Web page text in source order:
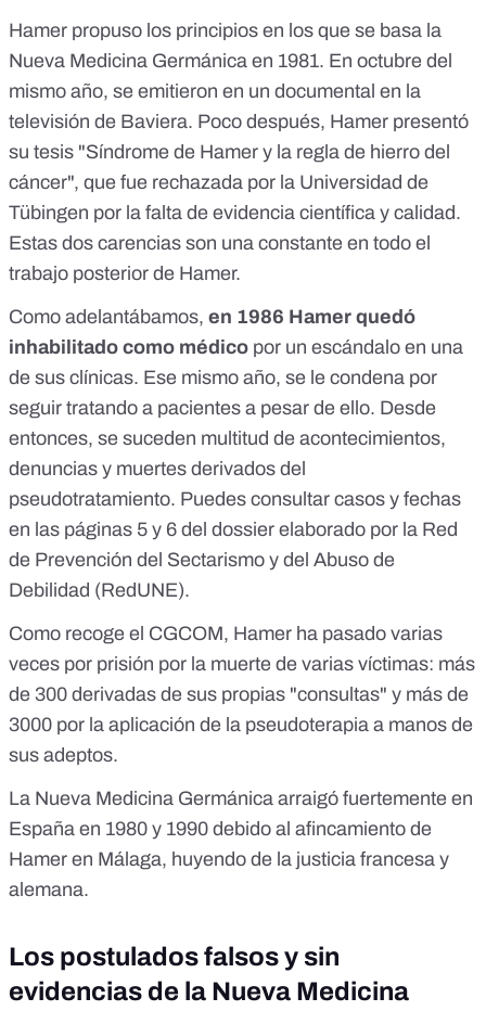
Hamer propuso los principios en los que se basa la
Nueva Medicina Germánica en 1981. En octubre del
mismo año, se emitieron en un documental en la
televisión de Baviera. Poco después, Hamer presentó
su tesis "Síndrome de Hamer y la regla de hierro del
cáncer", que fue rechazada por la Universidad de
Tübingen por la falta de evidencia científica y calidad.
Estas dos carencias son una constante en todo el
trabajo posterior de Hamer.
Como adelantábamos, en 1986 Hamer quedó
inhabilitado como médico por un escándalo en una
de sus clínicas. Ese mismo año, se le condena por
seguir tratando a pacientes a pesar de ello. Desde
entonces, se suceden multitud de acontecimientos,
denuncias y muertes derivados del
pseudotratamiento. Puedes consultar casos y fechas
en las páginas 5 y 6 del dossier elaborado por la Red
de Prevención del Sectarismo y del Abuso de
Debilidad (RedUNE).
Como recoge el CGCOM, Hamer ha pasado varias
veces por prisión por la muerte de varias víctimas: más
de 300 derivadas de sus propias "consultas" y más de
3000 por la aplicación de la pseudoterapia a manos de
sus adeptos.
La Nueva Medicina Germánica arraigó fuertemente en
España en 1980 y 1990 debido al afincamiento de
Hamer en Málaga, huyendo de la justicia francesa y
alemana.
Los postulados falsos y sin
evidencias de la Nueva Medicina